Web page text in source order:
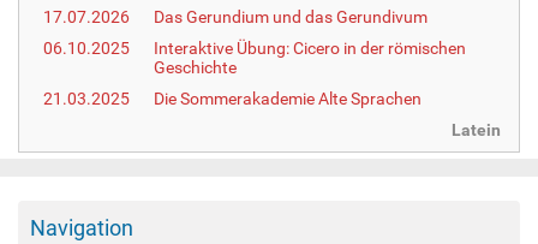
:
17.07.2026
Das Gerundium und das Gerundivum
06.10.2025
Interaktive Übung: Cicero in der römischen
Geschichte
21.03.2025
Die Sommerakademie Alte Sprachen
Latein
Navigation